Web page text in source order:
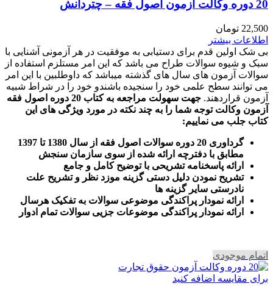
20 دوره وکالت آزمون اصول فقه – چتردانش
22,500 تومان
اطلاعات بیشتر
بی شک اولین قدم برای دستیابی به موفقیت در هر آزمونی آشنایی با
سبک و شیوه سوالات طراح می باشد که این امر مستلزم استفاده از
سوالات آزمون های سال های گذشته میباشد که داوطلبین با این امر
می توانند سطح علمی خود را سنجیده باشندو خود را در شراط شبیه
آزمون قراردهند.
جهت سهولت مراجعه به کتاب 20 دوره اصول فقه
آزمون وکالت توجه شما را به چند نکته در مورد ویژگی های این
کتاب جلب می نماییم:
گرداوری 20 دوره سوالات اصول فقه از سال 1380 تا 1397
مطابق با دفترچه ارائه شده از سوی سازمان سنجش
ارائه پاسخنامه تشریحی با توضیح کامل و جامع
تشریح نمودن دلیل دستی گزینه موزد نظر و تشریح علت
نادرستی سایر گزینه ها
ارائه نمودار پراکندگی موضوعی سوالات به تفکیک هرسال
رائه نمودار پراکندگی موضوعات جزیی سوالات تمام ادوار
اتمام موجودی
برای مقایسه اضافه کنید